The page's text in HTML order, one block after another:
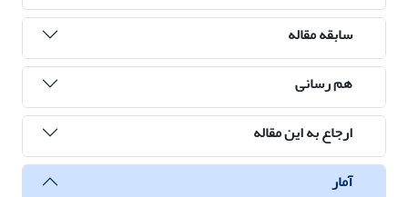
سابقه مقاله
هم رسانی
ارجاع به این مقاله
آمار